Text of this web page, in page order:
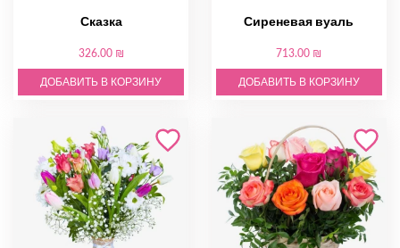
Сказка
326.00 ₪
ДОБАВИТЬ В КОРЗИНУ
Сиреневая вуаль
713.00 ₪
ДОБАВИТЬ В КОРЗИНУ